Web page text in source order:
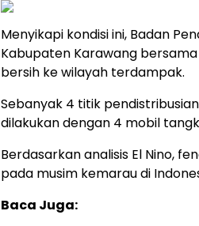
Menyikapi kondisi ini, Badan
Kabupaten Karawang
bersih ke wilayah terdampak.
Sebanyak 4 titik
dilakukan dengan 4 mobil
Berdasarkan analisis El Nino,
pada musim kemarau di
Baca Juga: